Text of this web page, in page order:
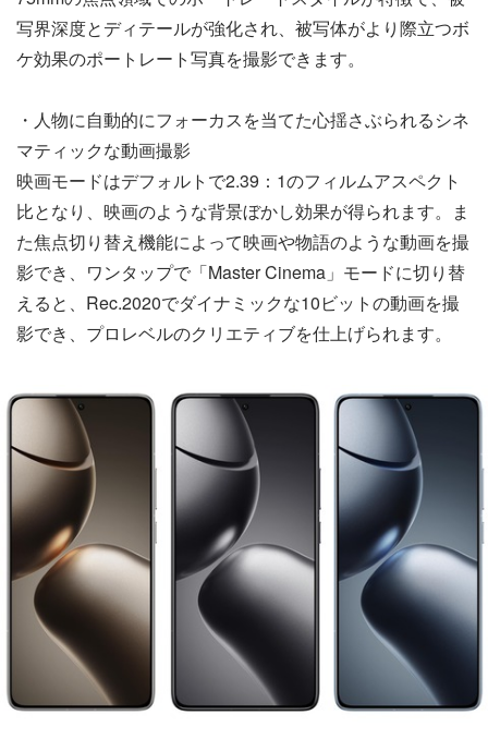
写界深度とディテールが強化され、被写体がより際立つボ
ケ効果のポートレート写真を撮影できます。
・人物に自動的にフォーカスを当てた心揺さぶられるシネ
マティックな動画撮影
映画モードはデフォルトで2.39：1のフィルムアスペクト
比となり、映画のような背景ぼかし効果が得られます。ま
た焦点切り替え機能によって映画や物語のような動画を撮
影でき、ワンタップで「Master Cinema」モードに切り替
えると、Rec.2020でダイナミックな10ビットの動画を撮
影でき、プロレベルのクリエティブを仕上げられます。